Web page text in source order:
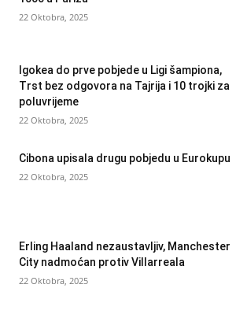
22 Oktobra, 2025
Igokea do prve pobjede u Ligi šampiona,
Trst bez odgovora na Tajrija i 10 trojki za
poluvrijeme
22 Oktobra, 2025
Cibona upisala drugu pobjedu u Eurokupu
22 Oktobra, 2025
Erling Haaland nezaustavljiv, Manchester
City nadmoćan protiv Villarreala
22 Oktobra, 2025